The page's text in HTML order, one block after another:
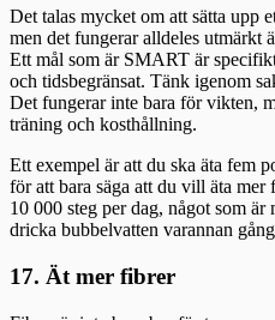
Det talas mycket om att sätta upp
men det fungerar alldeles
Ett mål som är SMART är
och tidsbegränsat. Tänk igenom
Det fungerar inte bara för vikten,
träning och kosthållning.
Ett exempel är att du ska äta fem
för att bara säga att du vill äta
10 000 steg per dag, något som
dricka bubbelvatten varannan
17. Ät mer fibrer